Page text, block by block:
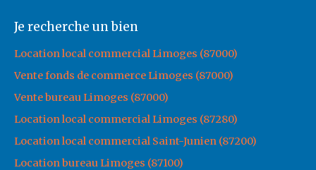
Je recherche un bien
Location local commercial Limoges (87000)
Vente fonds de commerce Limoges (87000)
Vente bureau Limoges (87000)
Location local commercial Limoges (87280)
Location local commercial Saint-Junien (87200)
Location bureau Limoges (87100)